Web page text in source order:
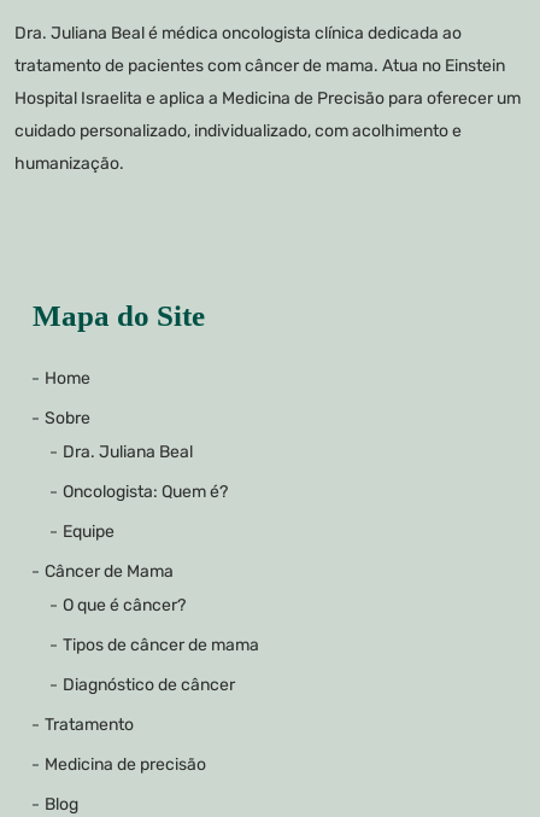
Dra. Juliana Beal é médica oncologista clínica dedicada ao
tratamento de pacientes com câncer de mama. Atua no Einstein
Hospital Israelita e aplica a Medicina de Precisão para oferecer um
cuidado personalizado, individualizado, com acolhimento e
humanização.
Mapa do Site
Home
Sobre
Dra. Juliana Beal
Oncologista: Quem é?
Equipe
Câncer de Mama
O que é câncer?
Tipos de câncer de mama
Diagnóstico de câncer
Tratamento
Medicina de precisão
Blog